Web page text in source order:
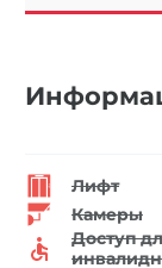
Лифт
Камеры
Доступ